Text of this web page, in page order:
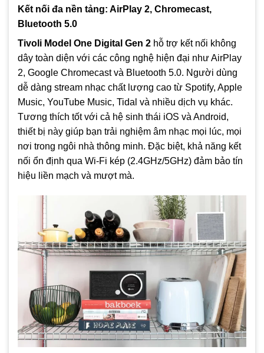
Kết nối đa nền tảng: AirPlay 2, Chromecast,
Bluetooth 5.0
Tivoli Model One Digital Gen 2 hỗ trợ kết nối không
dây toàn diện với các công nghệ hiện đại như AirPlay
2, Google Chromecast và Bluetooth 5.0. Người dùng
dễ dàng stream nhạc chất lượng cao từ Spotify, Apple
Music, YouTube Music, Tidal và nhiều dịch vụ khác.
Tương thích tốt với cả hệ sinh thái iOS và Android,
thiết bị này giúp bạn trải nghiệm âm nhạc mọi lúc, mọi
nơi trong ngôi nhà thông minh. Đặc biệt, khả năng kết
nối ổn định qua Wi‑Fi kép (2.4GHz/5GHz) đảm bảo tín
hiệu liền mạch và mượt mà.